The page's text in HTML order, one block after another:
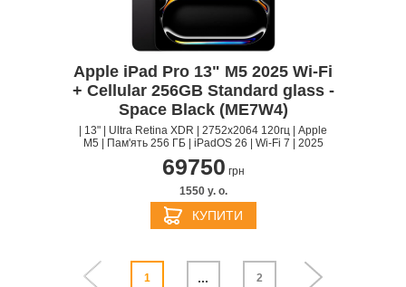
Apple iPad Pro 13" M5 2025 Wi-Fi
+ Cellular 256GB Standard glass -
Space Black (ME7W4)
| 13" | Ultra Retina XDR | 2752х2064 120гц | Apple
M5 | Пам'ять 256 ГБ | iPadOS 26 | Wi-Fi 7 | 2025
69750 грн
1550 y. о.
КУПИТИ
1 ... 2